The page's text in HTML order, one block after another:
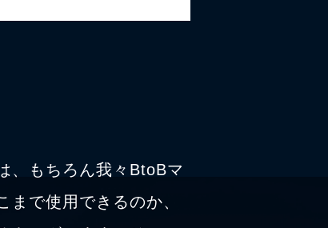
、もちろん我々BtoBマ
で使用できるのか、